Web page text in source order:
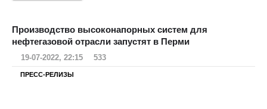
Производство высоконапорных систем для
нефтегазовой отрасли запустят в Перми
19-07-2022, 22:15 533
ПРЕСС-РЕЛИЗЫ